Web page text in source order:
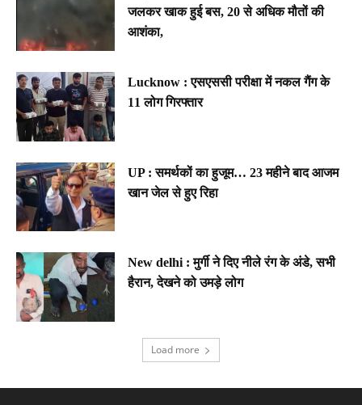
जलकर खाक हुई बस, 20 से अधिक मौतों की
आशंका,
Lucknow : एसएससी परीक्षा में नकल गैंग के
11 लोग गिरफ्तार
UP : समर्थकों का हुजूम… 23 महीने बाद आजम
खान जेल से हुए रिहा
New delhi : मुर्गी ने दिए नीले रंग के अंडे, सभी
हैरान, देखने को उमड़े लोग
Load more